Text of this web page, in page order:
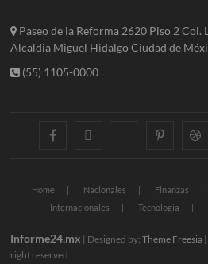
Paseo de la Reforma 2620 Piso 2 Col.
Alcaldia Miguel Hidalgo Ciudad de
(55) 1105-0000
facebook googlepluspinterest
Home Nacionales Finanzas
Internacionales
Tecnologia
Informe24.mx | Designed by:Theme Freesia
right reserved